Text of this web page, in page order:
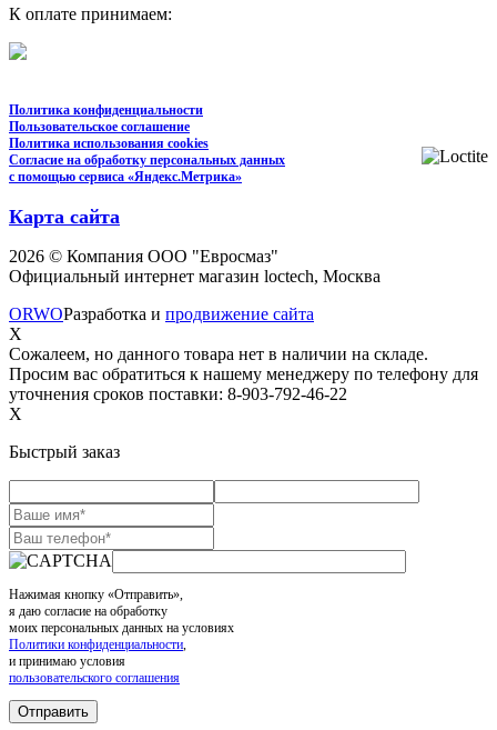
К оплате принимаем:
Политика конфиденциальности
Пользовательское соглашение
Политика использования cookies
Согласие на обработку персональных данных
с помощью сервиса «Яндекс.Метрика»
Карта сайта
2026 © Компания ООО "Евросмаз"
Официальный интернет магазин loctech, Москва
ORWOРазработка и продвижение сайта
X
Сожалеем, но данного товара нет в наличии на складе.
Просим вас обратиться к нашему менеджеру по телефону для
уточнения сроков поставки: 8-903-792-46-22
X
Быстрый заказ
Нажимая кнопку «Отправить»,
я даю согласие на обработку
моих персональных данных на условиях
Политики конфиденциальности,
и принимаю условия
пользовательского соглашения